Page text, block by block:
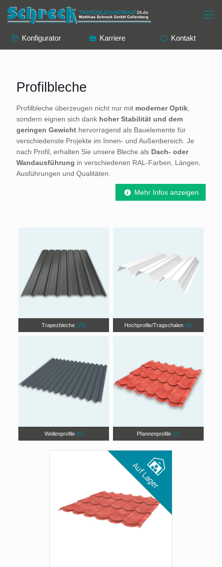
Konfigurator Karriere Kontakt
Profilbleche
Profilbleche überzeugen nicht nur mit moderner Optik
sondern eignen sich dank hoher Stabilität und dem
geringen Gewicht hervorragend als Bauelemente für
verschiedenste Projekte im Innen- und Außenbereich. Je
nach Profil, erhalten Sie unsere Bleche als Dach- oder
Wandausführung in verschiedenen RAL-Farben, Längen,
Ausführungen und Qualitäten.
Mehr Infos anzeigen
Trapezbleche (23) Hochprofile/Tragschalen(9)
Wellenprofile (5) Pfannenprofile(2)